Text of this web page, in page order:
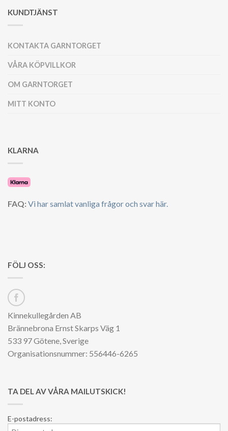
KUNDTJÄNST
KONTAKTA GARNTORGET
VÅRA KÖPVILLKOR
OM GARNTORGET
MITT KONTO
KLARNA
FAQ:Vi har samlat vanliga frågor och svar här.
FÖLJ OSS:
Kinnekullegården AB
Brännebrona Ernst Skarps Väg 1
533 97 Götene, Sverige
Organisationsnummer: 556446-6265
TA DEL AV VÅRA MAILUTSKICK!
E-postadress: